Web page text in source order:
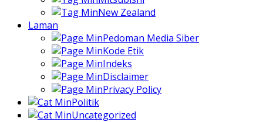
New Zealand
Laman
Pedoman Media Siber
Kode Etik
Indeks
Disclaimer
Privacy Policy
Politik
Uncategorized